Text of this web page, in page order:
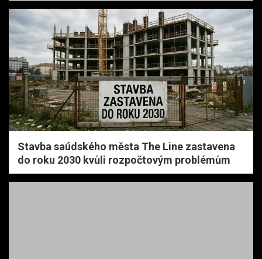
Stavba saúdského města The Line zastavena
do roku 2030 kvůli rozpočtovým problémům